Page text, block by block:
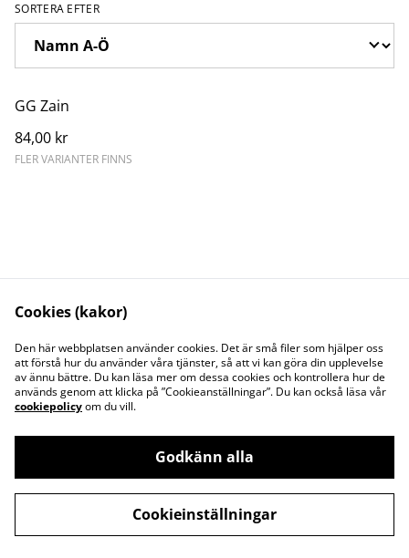
SORTERA EFTER
GG Zain
84,00 kr
FLER VARIANTER FINNS
Kontakta oss
Juridisk information
Integritetspolicy
Cookiepolicy
Söt och Flitig HB
Org.nr. 969773-7535
©2026Garnwebb (Söt och Flitig HB)
powered by
Cookies (kakor)
Den här webbplatsen använder cookies. Det är små filer som hjälper oss
att förstå hur du använder våra tjänster, så att vi kan göra din upplevelse
av ännu bättre. Du kan läsa mer om dessa cookies och kontrollera hur de
används genom att klicka på ”Cookieanställningar”. Du kan också läsa vår
cookiepolicyom du vill.
Godkänn alla
Cookieinställningar